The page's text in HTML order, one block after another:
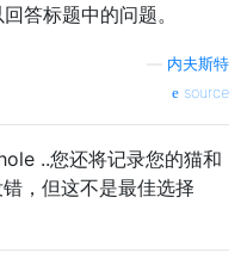
答标题中的问题。
内夫斯特
source
..您还将记录您的猫和
，但这不是最佳选择